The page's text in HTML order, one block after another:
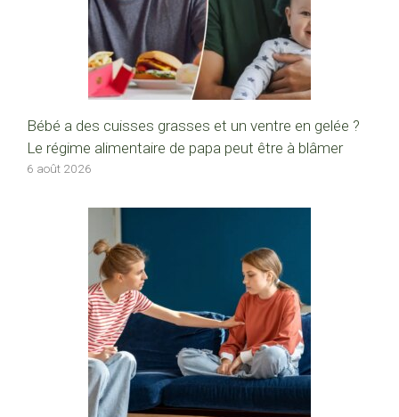
Bébé a des cuisses grasses et un ventre en gelée ?
Le régime alimentaire de papa peut être à blâmer
6 août 2026